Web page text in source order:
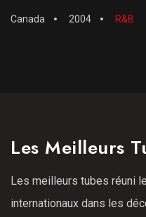
Canada 2004 R&B
Les Meilleurs
Les meilleurs tubes réuni
internationaux dans les